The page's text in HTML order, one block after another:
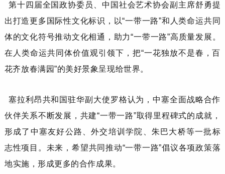
第十四届全国政协委员、中国社会艺术协会副主席舒勇提
出打造更多国际性文化标识，以“一带一路”和人类命运共同
体的文化符号推动文化相通，助力“一带一路”高质量发展。
在人类命运共同体价值观引领下，把“一花独放不是春，百
花齐放春满园”的美好景象呈现给世界。
塞拉利昂共和国驻华副大使罗格认为，中塞全面战略合作
伙伴关系不断发展，共建“一带一路”取得里程碑式的成就 ，
形成了 中塞友好公路、外交培训学院、朱巴大桥等一批标
志性项目 。 未来，希望共同推动“一带一路”倡议各项政策落
地实施 ，形成更多的合作成果。